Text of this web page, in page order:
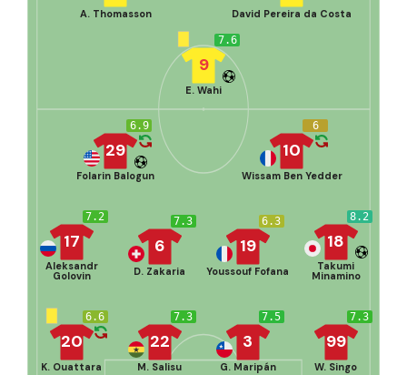
David Pereira da Costa
A. Thomasson
7.6
9
E. Wahi
6.6
20
K. Ouattara
7.3
22
M. Salisu
7.5
3
G. Maripán
7.3
99
W. Singo
7.2
17
Aleksandr
Golovin
7.3
6
D. Zakaria
6.3
19
Youssouf Fofana
8.2
18
Takumi
Minamino
6.9
29
Folarin Balogun
6
10
Wissam Ben Yedder